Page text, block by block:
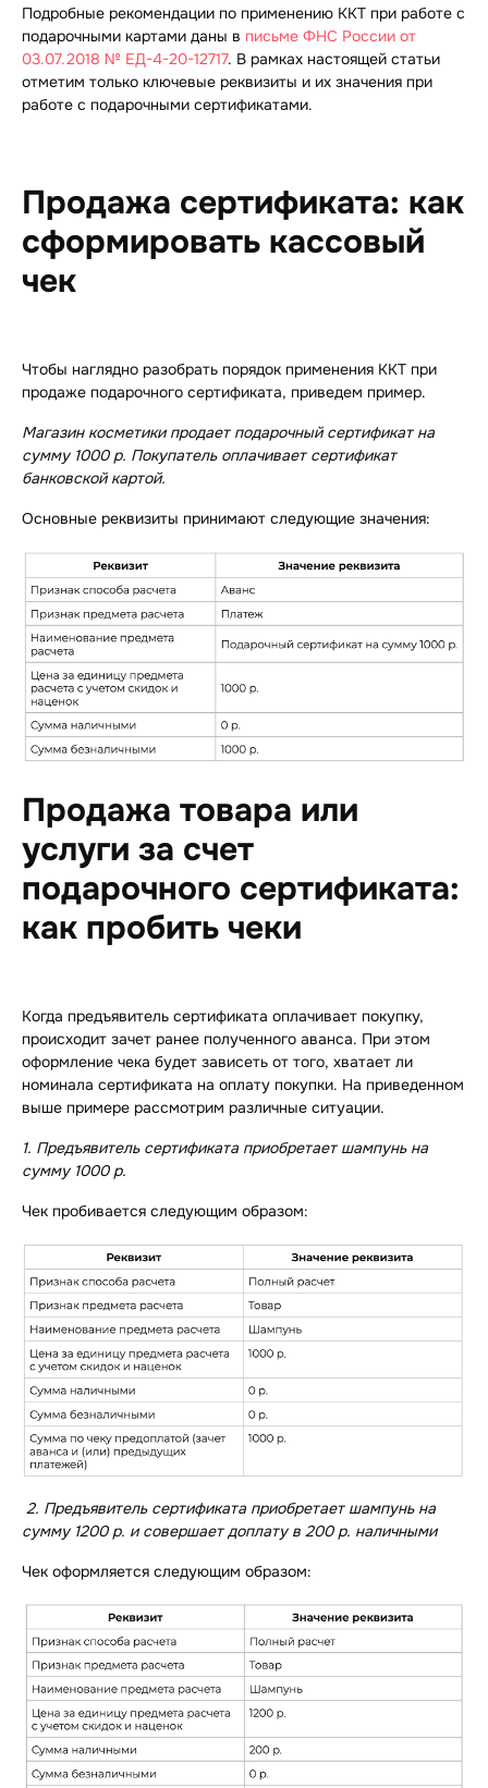
Подробные рекомендации по применению ККТ при работе с
подарочными картами даны в письме ФНС России от
03.07.2018 № ЕД-4-20-12717. В рамках настоящей статьи
отметим только ключевые реквизиты и их значения при
работе с подарочными сертификатами.
Продажа сертификата: как
сформировать кассовый
чек
Чтобы наглядно разобрать порядок применения ККТ при
продаже подарочного сертификата, приведем пример.
Магазин косметики продает подарочный сертификат на
сумму 1000 р. Покупатель оплачивает сертификат
банковской картой.
Основные реквизиты принимают следующие значения:
Продажа товара или
услуги за счет
подарочного сертификата:
как пробить чеки
Когда предъявитель сертификата оплачивает покупку,
происходит зачет ранее полученного аванса. При этом
оформление чека будет зависеть от того, хватает ли
номинала сертификата на оплату покупки. На приведенном
выше примере рассмотрим различные ситуации.
1. Предъявитель сертификата приобретает шампунь на
сумму 1000 р.
Чек пробивается следующим образом:
2. Предъявитель сертификата приобретает шампунь на
сумму 1200 р. и совершает доплату в 200 р. наличными
Чек оформляется следующим образом: